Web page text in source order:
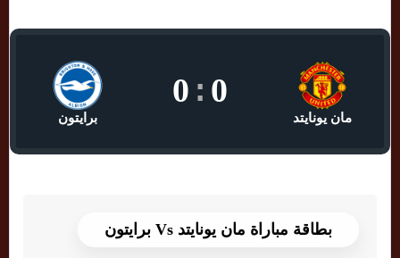
مان يونايتد
0
:
0
برايتون
بطاقة مباراة مان يونايتد Vs برايتون